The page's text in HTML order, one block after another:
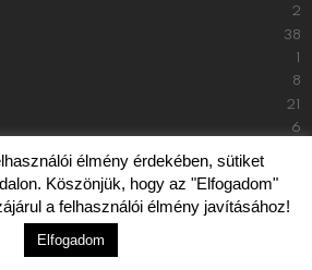
2
38
1
8
21
6
élmény érdekében, sütiket
Köszönjük, hogy az "Elfogadom"
a felhasználói élmény javításához!
Elfogadom